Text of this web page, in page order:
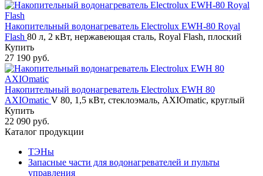
Накопительный водонагреватель Electrolux EWH-80 Royal
Flash 80 л, 2 кВт, нержавеющая сталь, Royal Flash, плоский
Купить
27 190 руб.
Накопительный водонагреватель Electrolux EWH 80
AXIOmatic V 80, 1,5 кВт, стеклоэмаль, AXIOmatic, круглый
Купить
22 090 руб.
Каталог продукции
ТЭНы
Запасные части для водонагревателей и пульты
управления